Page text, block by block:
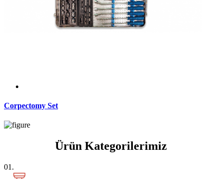
Corpectomy Set
Ürün Kategorilerimiz
01.